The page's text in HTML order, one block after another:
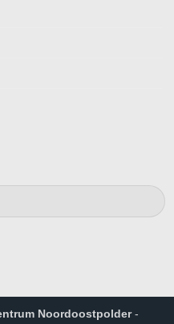
Noordoostpolder-